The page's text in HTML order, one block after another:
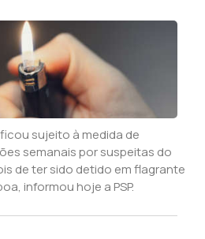
sujeito à medida de
semanais por suspeitas do
de ter sido detido em flagrante
informou hoje a PSP.